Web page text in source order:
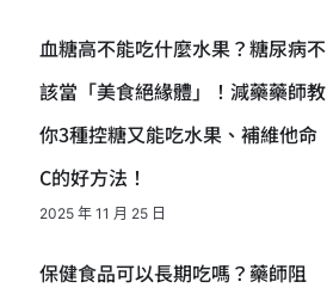
血糖高不能吃什麼水果？糖尿病不
該當「美食絕緣體」！減藥藥師教
你3種控糖又能吃水果、補維他命
C的好方法！
2025 年 11 月 25 日
保健食品可以長期吃嗎？藥師阻